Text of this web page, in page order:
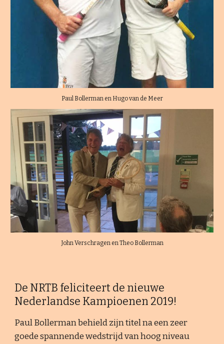
Paul Bollerman en Hugo van de Meer
John Verschragen en Theo Bollerman
De NRTB feliciteert de nieuwe
Nederlandse Kampioenen 2019!
Paul Bollerman behield zijn titel na een zeer
goede spannende wedstrijd van hoog niveau